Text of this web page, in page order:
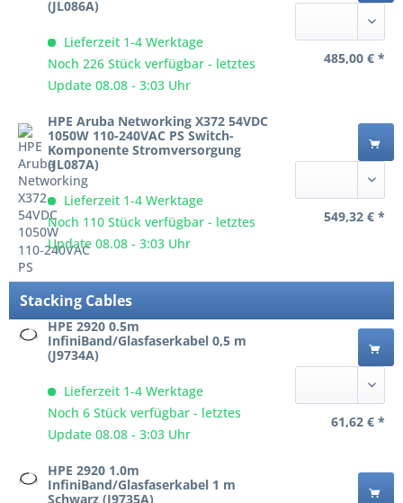
(JL086A)
Lieferzeit 1-4 Werktage
Noch 226 Stück verfügbar - letztes
Update 08.08 - 3:03 Uhr
485,00 € *
HPE Aruba Networking X372 54VDC
1050W 110‑240VAC PS Switch-
Komponente Stromversorgung
(JL087A)
Lieferzeit 1-4 Werktage
Noch 110 Stück verfügbar - letztes
Update 08.08 - 3:03 Uhr
549,32 € *
Stacking Cables
HPE 2920 0.5m
InfiniBand/Glasfaserkabel 0,5 m
(J9734A)
Lieferzeit 1-4 Werktage
Noch 6 Stück verfügbar - letztes
Update 08.08 - 3:03 Uhr
61,62 € *
HPE 2920 1.0m
InfiniBand/Glasfaserkabel 1 m
Schwarz (J9735A)